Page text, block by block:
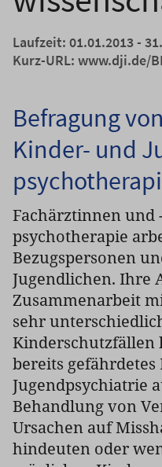
Laufzeit: 01.01.2013 -
Kurz-URL: www.dji.de/
Befragung
Kinder- und
Fachärztinnen und
psychotherapie
Bezugspersonen
Jugendlichen. Ihre
Zusammenarbeit
sehr
Kinderschutzfällen
bereits
Jugendpsychiatrie
Behandlung von
Ursachen auf
hindeuten oder